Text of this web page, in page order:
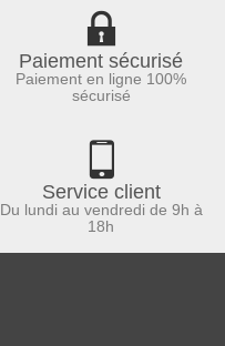
Paiement sécurisé
Paiement en ligne 100%
sécurisé
Service client
Du lundi au vendredi de 9h à
18h